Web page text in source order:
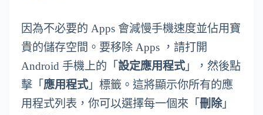
因為不必要的 Apps 會減慢手機速度並佔用寶
貴的儲存空間。要移除 Apps ，請打開
Android 手機上的「 設定應用程式」，然後點
擊「 應用程式」標籤。這將顯示你所有的應
用程式列表，你可以選擇每一個來「 刪除」